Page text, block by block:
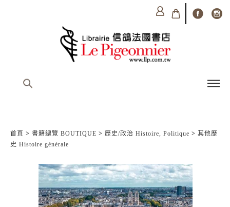
首頁 > 書籍總覽 BOUTIQUE > 歷史/政治 Histoire, Politique > 其他歷
史 Histoire générale